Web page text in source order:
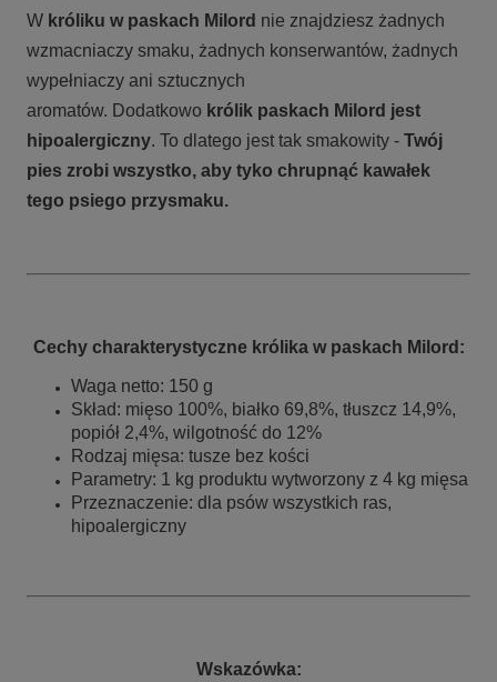
W króliku w paskach Milord nie znajdziesz żadnych
wzmacniaczy smaku, żadnych konserwantów, żadnych
wypełniaczy ani sztucznych
aromatów. Dodatkowo królik paskach Milord jest
hipoalergiczny. To dlatego jest tak smakowity - Twój
pies zrobi wszystko, aby tyko chrupnąć kawałek
tego psiego przysmaku.
Cechy charakterystyczne królika w paskach Milord:
Waga netto: 150 g
Skład: mięso 100%, białko 69,8%, tłuszcz 14,9%,
popiół 2,4%, wilgotność do 12%
Rodzaj mięsa: tusze bez kości
Parametry: 1 kg produktu wytworzony z 4 kg mięsa
Przeznaczenie: dla psów wszystkich ras,
hipoalergiczny
Wskazówka: